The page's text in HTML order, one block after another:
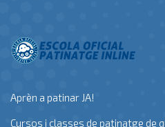
Aprèn a patinar JA!
Cursos i classes de patinatge de